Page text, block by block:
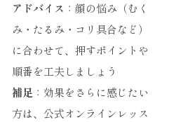
アドバイス ：顔の悩み（むく
み・たるみ・コリ具合など）
に合わせて、押すポイントや
順番を工夫しましょう
補足 ：効果をさらに感じたい
方は、公式オンラインレッス